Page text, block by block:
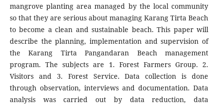
mangrove planting area managed by the local community
so that they are serious about managing Karang Tirta Beach
to become a clean and sustainable beach. This paper will
describe the planning, implementation and supervision of
the Karang Tirta Pangandaran Beach management
program. The subjects are 1. Forest Farmers Group. 2.
Visitors and 3. Forest Service. Data collection is done
through observation, interviews and documentation. Data
analysis was carried out by data reduction, data